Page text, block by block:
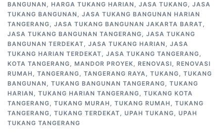
BANGUNAN , HARGA TUKANG HARIAN , JASA TUKANG, JASA
TUKANG BANGUNAN , JASA TUKANG BANGUNAN HARIAN
TANGERANG, JASA TUKANG BANGUNAN JAKARTA BARAT,
JASA TUKANG BANGUNAN TANGERANG, JASA TUKANG
BANGUNAN TERDEKAT, JASA TUKANG HARIAN , JASA
TUKANG HARIAN TERDEKAT, JASA TUKANG TANGERANG,
KOTA TANGERANG, MANDOR PROYEK, RENOVASI, RENOVASI
RUMAH , TANGERANG, TANGERANG RAYA, TUKANG, TUKANG
BANGUNAN , TUKANG BANGUNAN TANGERANG, TUKANG
HARIAN , TUKANG HARIAN TANGERANG, TUKANG KOTA
TANGERANG, TUKANG MURAH , TUKANG RUMAH , TUKANG
TANGERANG, TUKANG TERDEKAT, UPAH TUKANG, UPAH
TUKANG TANGERANG